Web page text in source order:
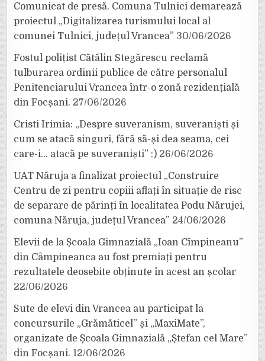
Comunicat de presă. Comuna Tulnici demarează
proiectul „Digitalizarea turismului local al
comunei Tulnici, județul Vrancea” 30/06/2026
Fostul polițist Cătălin Stegărescu reclamă
tulburarea ordinii publice de către personalul
Penitenciarului Vrancea într-o zonă rezidențială
din Focșani. 27/06/2026
Cristi Irimia: „Despre suveranism, suveraniști și
cum se atacă singuri, fără să-și dea seama, cei
care-i… atacă pe suveraniști” :) 26/06/2026
UAT Năruja a finalizat proiectul „Construire
Centru de zi pentru copiii aflați în situație de risc
de separare de părinți în localitatea Podu Nărujei,
comuna Năruja, județul Vrancea” 24/06/2026
Elevii de la Școala Gimnazială „Ioan Cîmpineanu”
din Câmpineanca au fost premiați pentru
rezultatele deosebite obținute în acest an școlar
22/06/2026
Sute de elevi din Vrancea au participat la
concursurile „Grămăticel” și „MaxiMate”,
organizate de Școala Gimnazială „Ștefan cel Mare”
din Focșani. 12/06/2026